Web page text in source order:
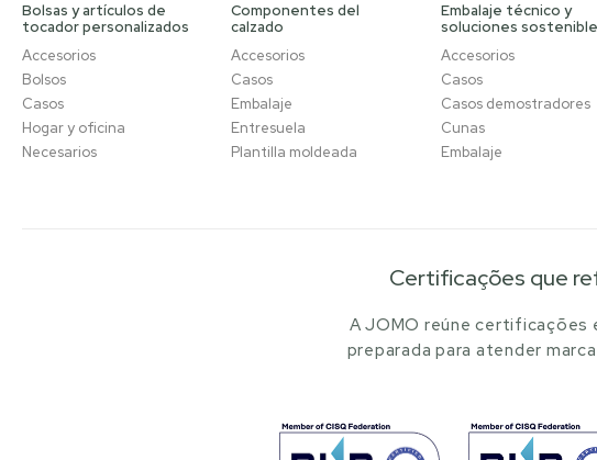
Bolsas y artículos de
tocador personalizados
Accesorios
Bolsos
Casos
Hogar y oficina
Necesarios
Componentes del
calzado
Accesorios
Casos
Embalaje
Entresuela
Plantilla moldeada
Embalaje técnico y
soluciones
Accesorios
Casos
Casos demostradores
Cunas
Embalaje
Certificações que
A JOMO reúne certificações
preparada para atender